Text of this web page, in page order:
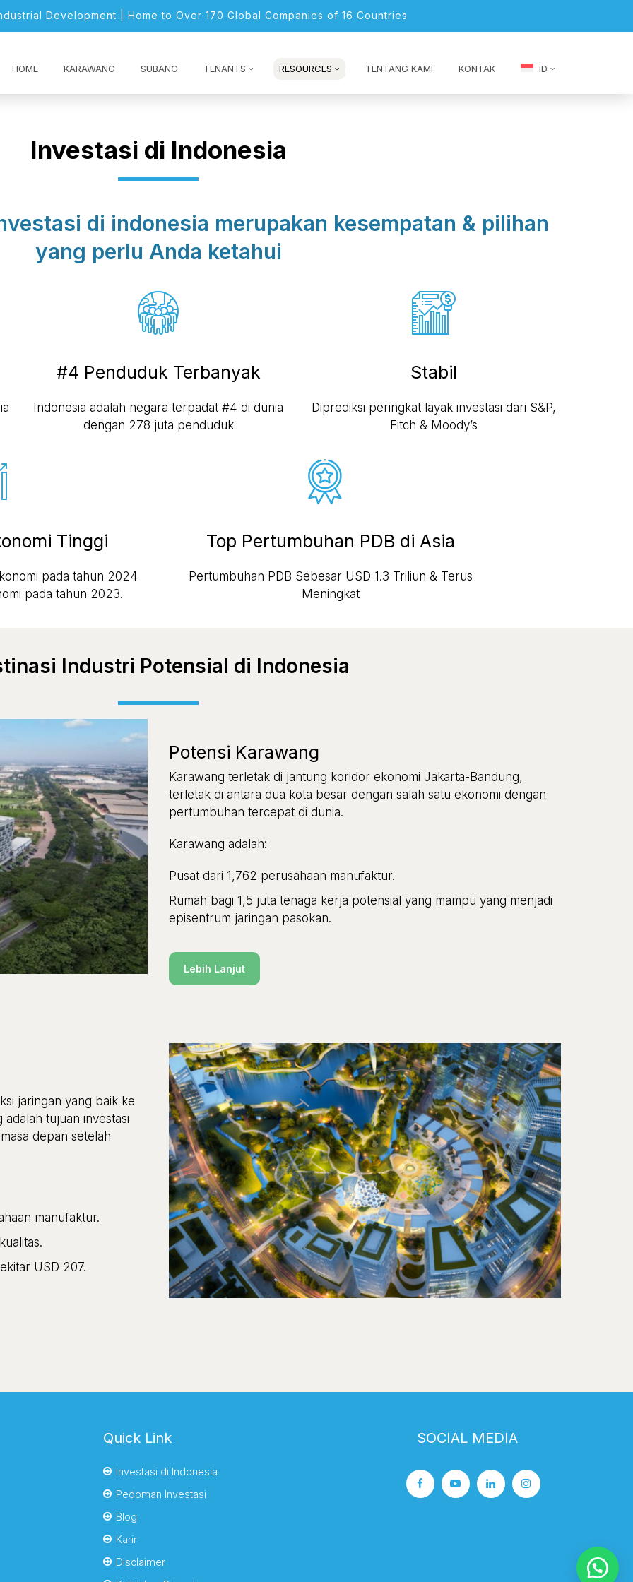
Development | Home to Over 170 Global Companies of 16 Countries
HOME KARAWANG SUBANG TENANTS RESOURCES TENTANG KAMI KONTAK ID
Investasi di Indonesia
di indonesia merupakan kesempatan & pilihan
yang perlu Anda ketahui
#4 Penduduk Terbanyak
Indonesia adalah negara terpadat #4 di dunia
dengan 278 juta penduduk
Stabil
Diprediksi peringkat layak investasi dari S&P,
Fitch & Moody’s
Tinggi
pada tahun 2024
pada tahun 2023.
Top Pertumbuhan PDB di Asia
Pertumbuhan PDB Sebesar USD 1.3 Triliun & Terus
Meningkat
Industri Potensial di Indonesia
Potensi Karawang
Karawang terletak di jantung koridor ekonomi Jakarta-Bandung,
terletak di antara dua kota besar dengan salah satu ekonomi dengan
pertumbuhan tercepat di dunia.
Karawang adalah:
Pusat dari 1,762 perusahaan manufaktur.
Rumah bagi 1,5 juta tenaga kerja potensial yang mampu yang menjadi
episentrum jaringan pasokan.
Lebih Lanjut
jaringan yang baik ke
tujuan investasi
depan setelah
manufaktur.
USD 207.
Quick Link
Investasi di Indonesia
Pedoman Investasi
Blog
Karir
Disclaimer
SOCIAL MEDIA